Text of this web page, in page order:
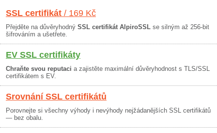
SSL certifikát / 169 Kč
Přejděte na důvěryhodný SSL certifikát AlpiroSSL se silným až 256-bit
šifrováním a ušetřete.
EV SSL certifikáty
Chraňte svou reputaci a zajistěte maximální důvěryhodnost s TLS/SSL
certifikátem s EV.
Srovnání SSL certifikátů
Porovnejte si všechny výhody i nevýhody nejžádanějších SSL certifikátů
— bez obalu.